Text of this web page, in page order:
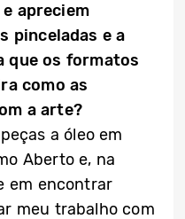
apreciem
pinceladas e a
que os formatos
como as
a arte?
a óleo em
Aberto e, na
em encontrar
meu trabalho com